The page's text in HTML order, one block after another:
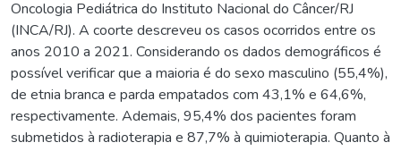
Oncologia Pediátrica do Instituto Nacional do Câncer/RJ
(INCA/RJ). A coorte descreveu os casos ocorridos entre os
anos 2010 a 2021. Considerando os dados demográficos é
possível verificar que a maioria é do sexo masculino (55,4%),
de etnia branca e parda empatados com 43,1% e 64,6%,
respectivamente. Ademais, 95,4% dos pacientes foram
submetidos à radioterapia e 87,7% à quimioterapia. Quanto à